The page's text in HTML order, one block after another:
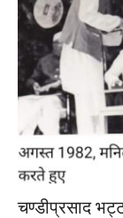
चण्डीप्रसाद